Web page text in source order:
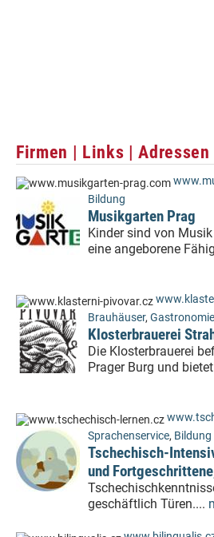
Firmen | Links | Adressen
Bildung
Musikgarten Prag
Kinder sind von
eine angeborene
Brauhäuser, Gastronomie
Klosterbrauerei
Die Klosterbrauerei
Prager Burg und
Sprachenservice, Bildung
Tschechisch-
und
geschäftlich Türen....